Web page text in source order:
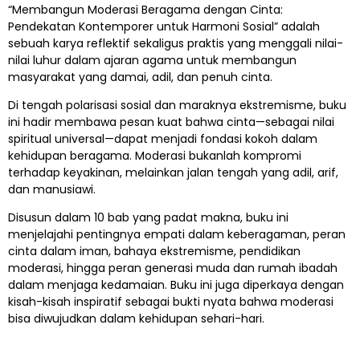
“Membangun Moderasi Beragama dengan Cinta:
Pendekatan Kontemporer untuk Harmoni Sosial” adalah
sebuah karya reflektif sekaligus praktis yang menggali nilai-
nilai luhur dalam ajaran agama untuk membangun
masyarakat yang damai, adil, dan penuh cinta.
Di tengah polarisasi sosial dan maraknya ekstremisme, buku
ini hadir membawa pesan kuat bahwa cinta—sebagai nilai
spiritual universal—dapat menjadi fondasi kokoh dalam
kehidupan beragama. Moderasi bukanlah kompromi
terhadap keyakinan, melainkan jalan tengah yang adil, arif,
dan manusiawi.
Disusun dalam 10 bab yang padat makna, buku ini
menjelajahi pentingnya empati dalam keberagaman, peran
cinta dalam iman, bahaya ekstremisme, pendidikan
moderasi, hingga peran generasi muda dan rumah ibadah
dalam menjaga kedamaian. Buku ini juga diperkaya dengan
kisah-kisah inspiratif sebagai bukti nyata bahwa moderasi
bisa diwujudkan dalam kehidupan sehari-hari.